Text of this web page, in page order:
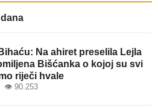
Na ahiret preselila Lejla
Bišćanka o kojoj su svi
riječi hvale
90.253